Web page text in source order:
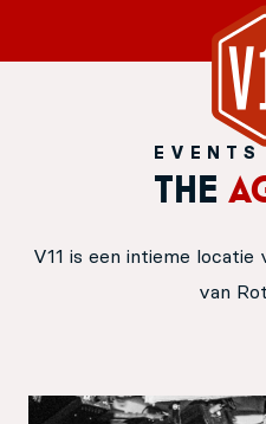
Huur het schip
Agenda
Reserveren
EVENTS
The
V11 is een intieme
van